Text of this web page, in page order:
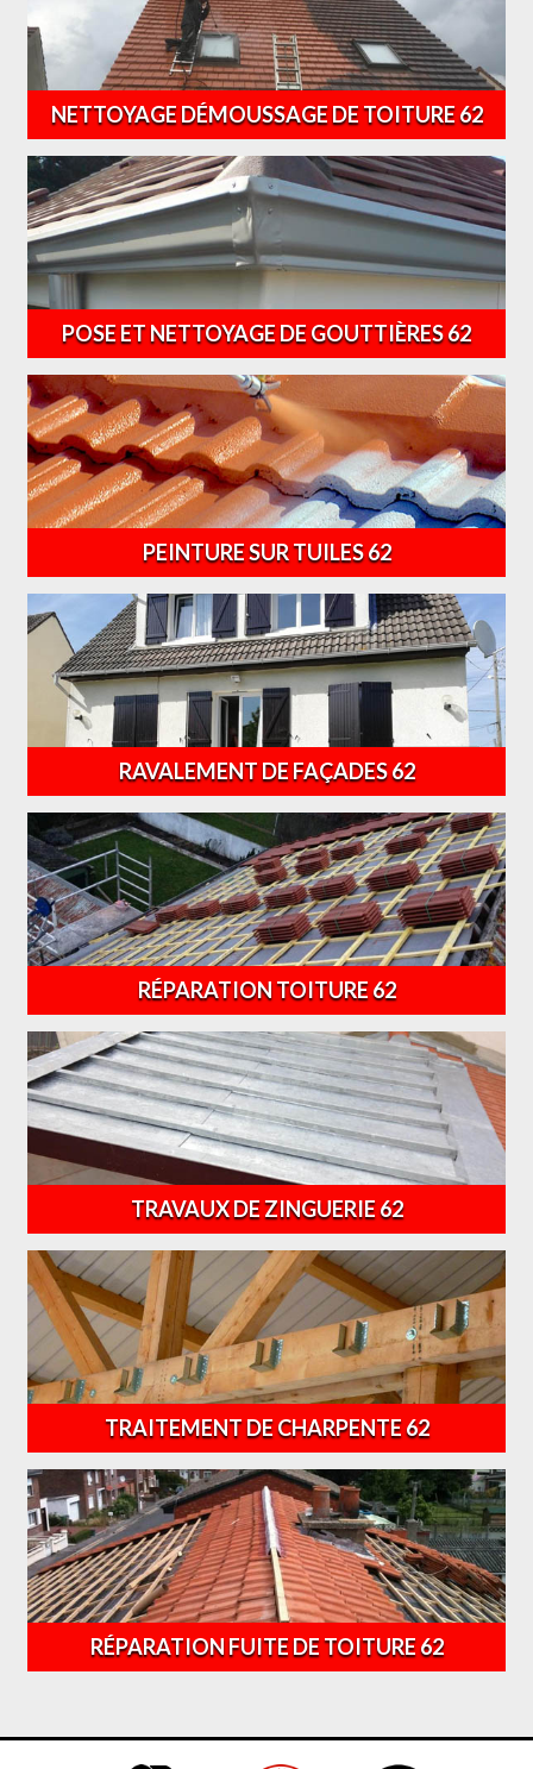
NETTOYAGE DÉMOUSSAGE DE TOITURE 62
POSE ET NETTOYAGE DE GOUTTIÈRES 62
PEINTURE SUR TUILES 62
RAVALEMENT DE FAÇADES 62
RÉPARATION TOITURE 62
TRAVAUX DE ZINGUERIE 62
TRAITEMENT DE CHARPENTE 62
RÉPARATION FUITE DE TOITURE 62